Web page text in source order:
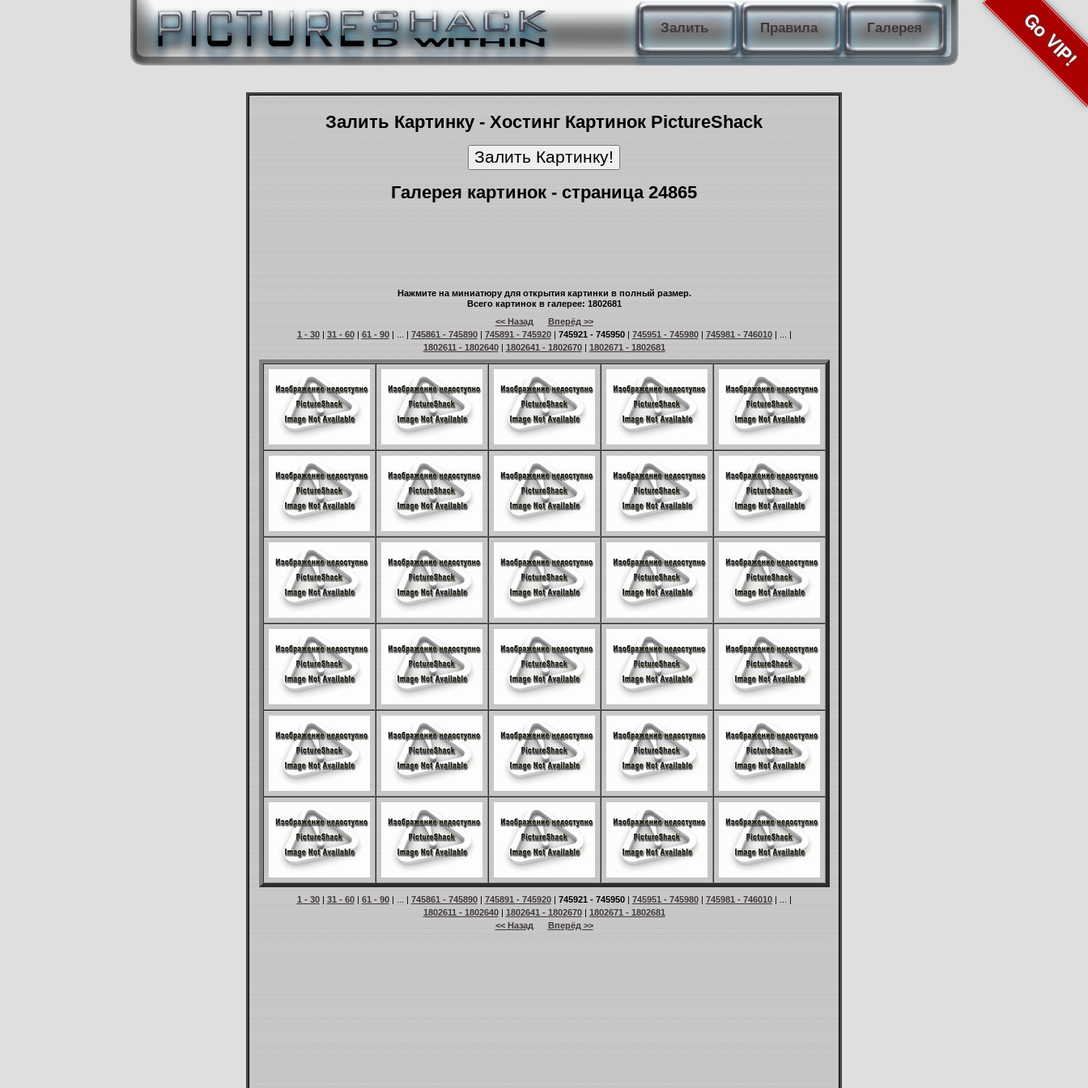
Залить Правила Галерея Go VIP!
Залить Картинку - Хостинг Картинок PictureShack
Галерея картинок - страница 24865
Нажмите на миниатюру для открытия картинки в полный размер.
Всего картинок в галерее: 1802681
<< Назад
Вперёд >>
1 - 30| 31 - 60| 61 - 90| ... | 745861 - 745890| 745891 - 745920| 745921 - 745950| 745951 - 745980| 745981 - 746010| ... |
1802611 - 1802640| 1802641 - 1802670| 1802671 - 1802681
1 - 30| 31 - 60| 61 - 90| ... | 745861 - 745890| 745891 - 745920| 745921 - 745950| 745951 - 745980| 745981 - 746010| ... |
1802611 - 1802640| 1802641 - 1802670| 1802671 - 1802681
<< Назад
Вперёд >>